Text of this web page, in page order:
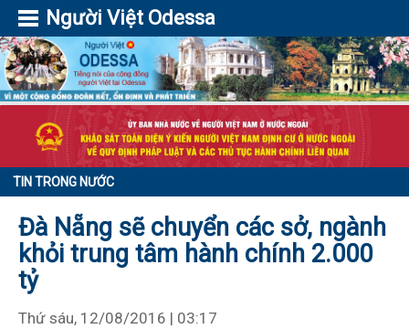
Người Việt Odessa
TIN TRONG NƯỚC
Đà Nẵng sẽ chuyển các sở, ngành
khỏi trung tâm hành chính 2.000
tỷ
Thứ sáu, 12/08/2016 | 03:17